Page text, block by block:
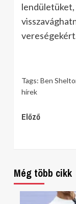
lendületüket,
Tags: Ben
hírek
Continue
Előző
Még több cikk